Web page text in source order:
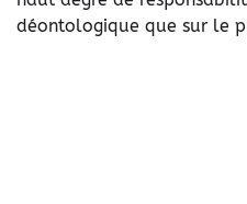
déontologique que sur le